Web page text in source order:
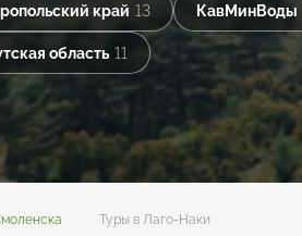
край 13 КавМинВоды
область 11
Туры в Лаго-Наки